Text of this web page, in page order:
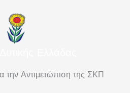
την Αντιμετώπιση της ΣΚΠ